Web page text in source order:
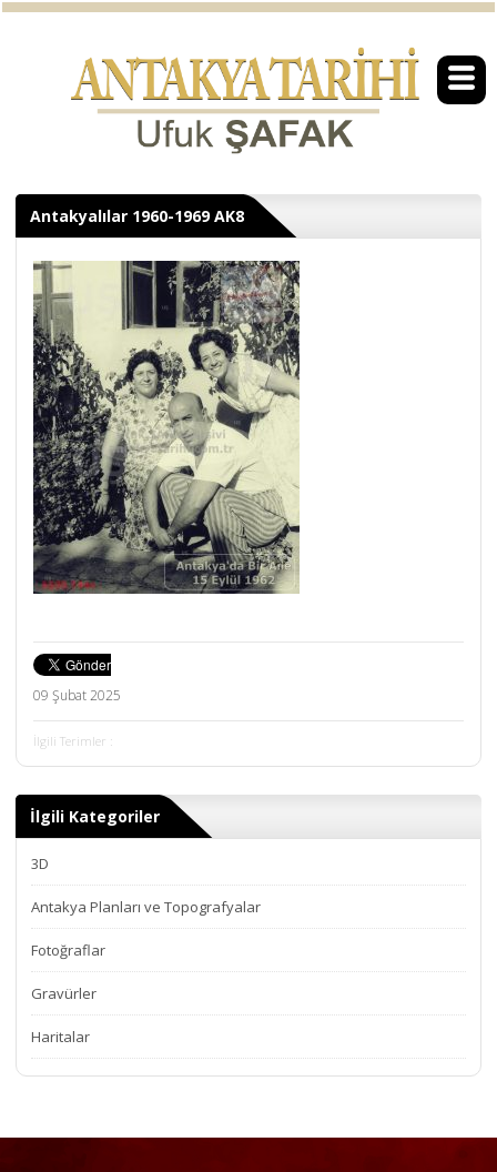
Antakyalılar 1960-1969 AK8
09 Şubat 2025
İlgili Terimler :
İlgili Kategoriler
3D
Antakya Planları ve Topografyalar
Fotoğraflar
Gravürler
Haritalar